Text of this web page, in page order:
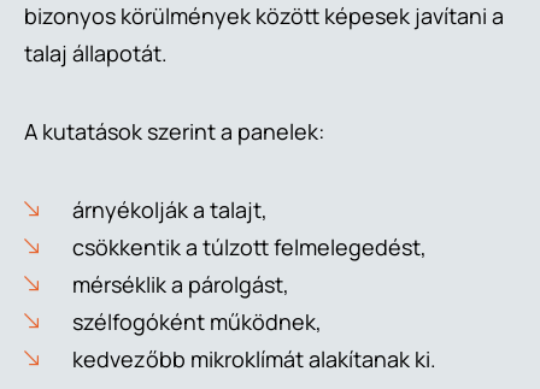
bizonyos körülmények között képesek javítani a
talaj állapotát.
A kutatások szerint a panelek:
árnyékolják a talajt,
csökkentik a túlzott felmelegedést,
mérséklik a párolgást,
szélfogóként működnek,
kedvezőbb mikroklímát alakítanak ki.